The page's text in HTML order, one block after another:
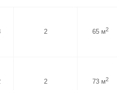
2 65 м2
2 73 м2